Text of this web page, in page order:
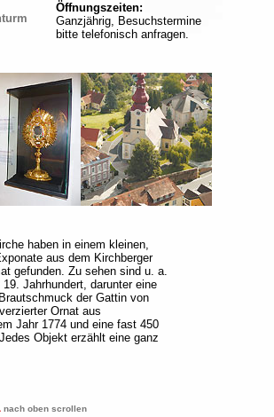
Öffnungszeiten:
Ganzjährig, Besuchstermine
bitte telefonisch anfragen.
haben in einem kleinen,
aus dem Kirchberger
gefunden. Zu sehen sind u. a.
Jahrhundert, darunter eine
der Gattin von
Ornat aus
Jahr 1774 und eine fast 450
Objekt erzählt eine ganz
nach oben scrollen